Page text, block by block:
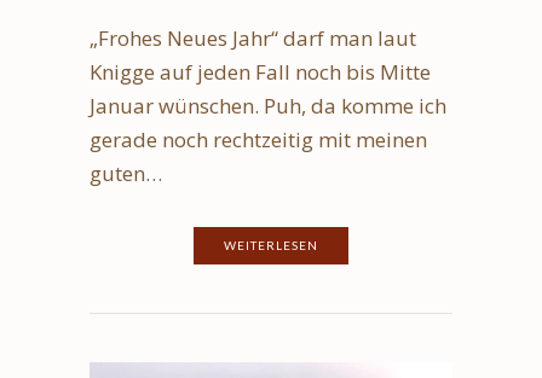
„Frohes Neues Jahr“ darf man laut
Knigge auf jeden Fall noch bis Mitte
Januar wünschen. Puh, da komme ich
gerade noch rechtzeitig mit meinen
guten…
WEITERLESEN